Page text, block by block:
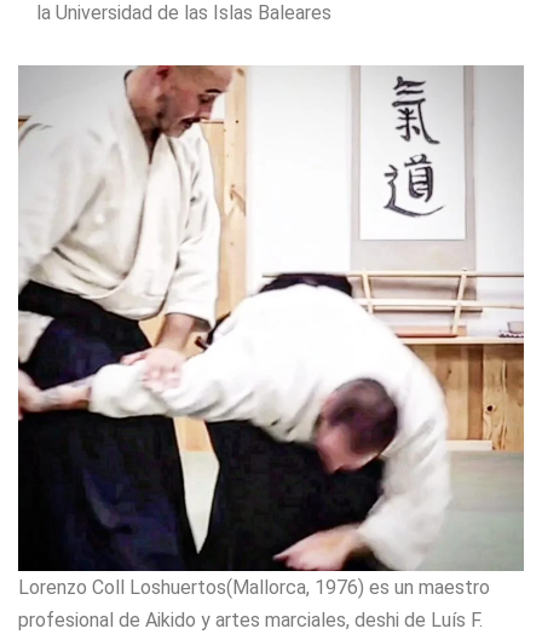
la Universidad de las Islas Baleares
Lorenzo Coll Loshuertos(Mallorca, 1976) es un maestro
profesional de Aikido y artes marciales, deshi de Luís F.